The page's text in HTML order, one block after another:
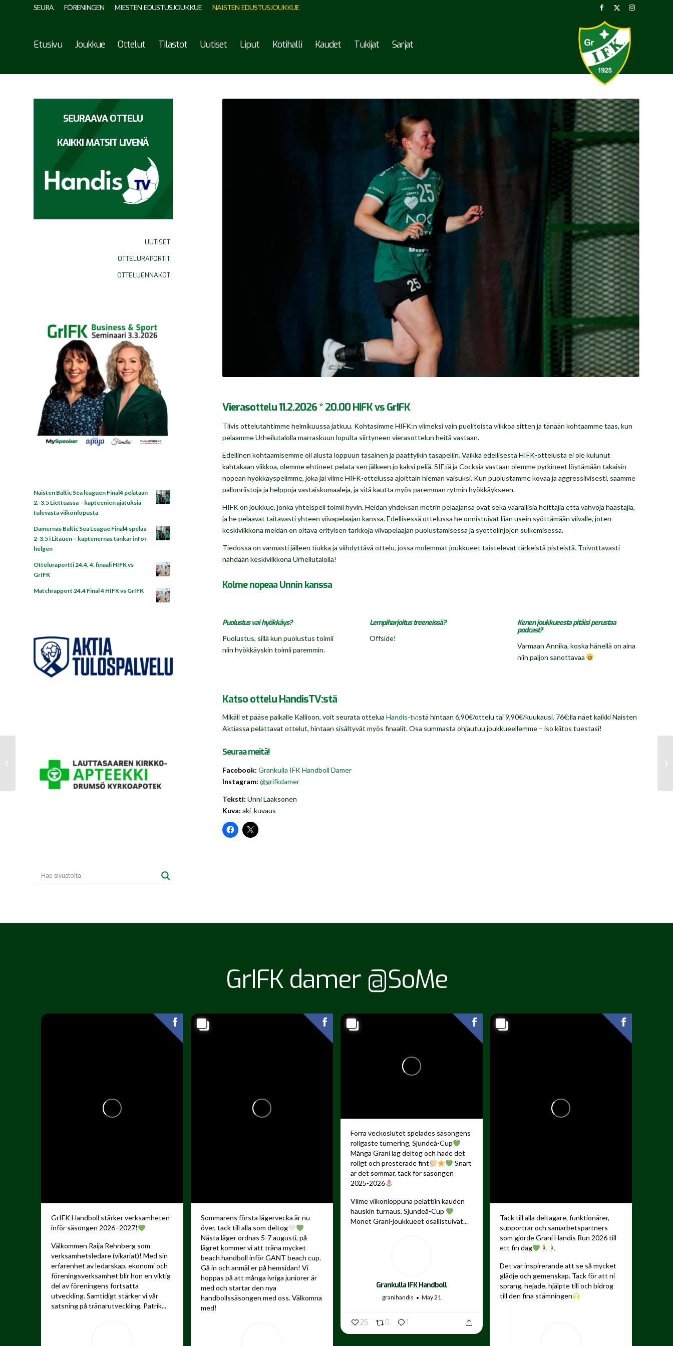
SEURA FÖRENINGEN MIESTEN EDUSTUSJOUKKUE NAISTEN EDUSTUSJOUKKUE
Etusivu Joukkue Ottelut Tilastot Uutiset Liput Kotihalli Kaudet Tukijat Sarjat
Vierasottelu 11.2.2026 * 20.00 HIFK vs GrIFK
Tiivis ottelutahtimme helmikuussa jatkuu. Kohtasimme HIFK:n viimeksi vain puolitoista viikkoa sitten ja tänään kohtaamme taas, kun
pelaamme Urheilutalolla marraskuun lopulta siirtyneen vierasottelun heitä vastaan.
Edellinen kohtaamisemme oli alusta loppuun tasainen ja päättyikin tasapeliin. Vaikka edellisestä HIFK-ottelusta ei ole kulunut
kahtakaan viikkoa, olemme ehtineet pelata sen jälkeen jo kaksi peliä. SIF:iä ja Cocksia vastaan olemme pyrkineet löytämään takaisin
nopean hyökkäyspelimme, joka jäi viime HIFK-ottelussa ajoittain hieman vaisuksi. Kun puolustamme kovaa ja aggressiivisesti, saamme
pallonriistoja ja helppoja vastaiskumaaleja, ja sitä kautta myös paremman rytmin hyökkäykseen.
HIFK on joukkue, jonka yhteispeli toimii hyvin. Heidän yhdeksän metrin pelaajansa ovat sekä vaarallisia heittäjiä että vahvoja haastajia,
ja he pelaavat taitavasti yhteen viivapelaajan kanssa. Edellisessä ottelussa he onnistuivat liian usein syöttämään viivalle, joten
keskiviikkona meidän on oltava erityisen tarkkoja viivapelaajan puolustamisessa ja syöttölinjojen sulkemisessa.
Tiedossa on varmasti jälleen tiukka ja viihdyttävä ottelu, jossa molemmat joukkueet taistelevat tärkeistä pisteistä. Toivottavasti
nähdään keskiviikkona Urheilutalolla!
Kolme nopeaa Unnin kanssa
Puolustus vai hyökkäys?
Puolustus, sillä kun puolustus toimii
niin hyökkäyskin toimii paremmin.
Lempiharjoitus treeneissä?
Offside!
Kenen joukkueesta pitäisi perustaa
podcast?
Varmaan Annika, koska hänellä on aina
niin paljon sanottavaa
Katso ottelu HandisTV:stä
Mikäli et pääse paikalle Kallioon, voit seurata ottelua Handis-tv:stä hintaan 6,90€/ottelu tai 9,90€/kuukausi. 76€:lla näet kaikki Naisten
Aktiassa pelattavat ottelut, hintaan sisältyvät myös finaalit. Osa summasta ohjautuu joukkueellemme – iso kiitos tuestasi!
Seuraa meitä!
Facebook: Grankulla IFK Handboll Damer
Instagram: @grifkdamer
Teksti: Unni Laaksonen
Kuva: aki_kuvaus
SEURAAVA OTTELU
KAIKKI MATSIT LIVENÄ
UUTISET
OTTELURAPORTIT
OTTELUENNAKOT
Naisten Baltic Sea leaguen Final4 pelataan
2.-3.5 Liettuassa – kapteenien ajatuksia
tulevasta viikonlopusta
Damernas Baltic Sea League Final4 spelas
2-3.5 i Litauen – kaptenernas tankar inför
helgen
Otteluraportti 24.4. 4. finaali HIFK vs
GrIFK
Matchrapport 24.4 Final 4 HIFK vs GrIFK
GrIFK damer @SoMe
GrIFK Handboll stärker verksamheten
inför säsongen 2026–2027!
Välkommen Raija Rehnberg som
verksamhetsledare (vikariat)! Med sin
erfarenhet av ledarskap, ekonomi och
föreningsverksamhet blir hon en viktig
del av föreningens fortsatta
utveckling.Samtidigt stärker vi vår
satsning på tränarutveckling. Patrik...
Sommarens första lägervecka är nu
över, tack till alla som deltog
Nästa läger ordnas 5-7 augusti, på
lägret kommer vi att träna mycket
beach handboll inför GANT beach cup.
Gå in och anmäl er på hemsidan! Vi
hoppas på att många ivriga juniorer är
med och startar den nya
handbollssäsongen med oss. Välkomna
med!
Förra veckoslutet spelades säsongens
roligaste turnering, Sjundeå-Cup
Många Grani lag deltog och hade det
roligt och presterade fint
Snart
är det sommar, tack för säsongen
2025-2026
Viime viikonloppuna pelattiin kauden
hauskin turnaus, Sjundeå-Cup
Monet Grani-joukkueet osallistuivat...
Grankulla IFK Handboll
granihandis May 21
25 0 1
Tack till alla deltagare, funktionärer,
supportrar och samarbetspartners
som gjorde Grani Handis Run 2026 till
ett fin dag
Det var inspirerande att se så mycket
glädje och gemenskap. Tack för att ni
sprang, hejade, hjälpte till och bidrog
till den fina stämningen
Bortamatch 11.2.2026 *
20.00 HIFK vs GrIFK